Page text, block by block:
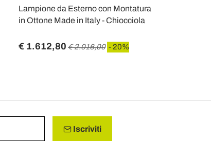
Lampione da Esterno con Montatura
in Ottone Made in Italy - Chiocciola
€ 1.612,80 € 2.016,00 - 20%
Iscriviti